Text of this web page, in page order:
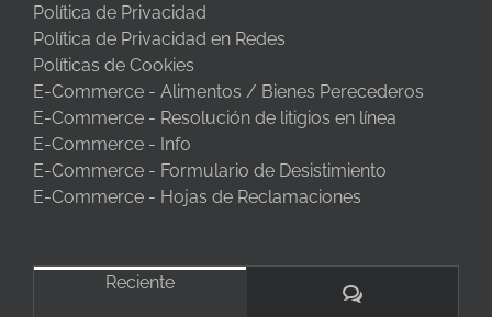
Política de Privacidad
Política de Privacidad en Redes
Políticas de Cookies
E-Commerce - Alimentos / Bienes Perecederos
E-Commerce - Resolución de litigios en línea
E-Commerce - Info
E-Commerce - Formulario de Desistimiento
E-Commerce - Hojas de Reclamaciones
Reciente
Comentarios